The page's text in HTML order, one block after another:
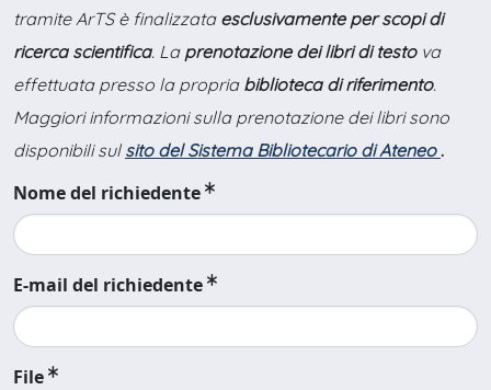
tramite ArTS è finalizzata esclusivamente per scopi di
ricerca scientifica. La prenotazione dei libri di testova
effettuata presso la propria biblioteca di riferimento.
Maggiori informazioni sulla prenotazione dei libri sono
disponibili sul sito del Sistema Bibliotecario di Ateneo .
Nome del richiedente
E-mail del richiedente
File